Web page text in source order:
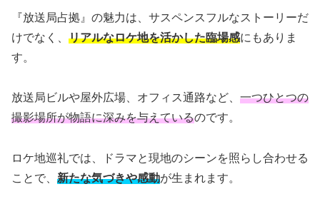
『放送局占拠』の魅力は、サスペンスフルなストーリーだ
けでなく、 リアルなロケ地を活かした臨場感にもありま
す。
放送局ビルや屋外広場、オフィス通路など、 一つひとつの
撮影場所が物語に深みを与えているのです。
ロケ地巡礼では、ドラマと現地のシーンを照らし合わせる
ことで、 新たな気づきや感動が生まれます。